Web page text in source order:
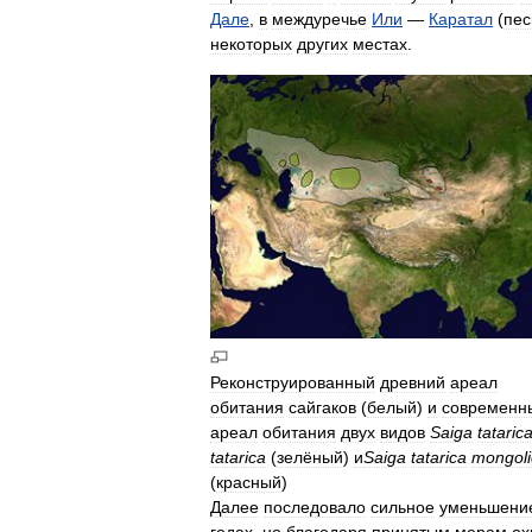
Дале в междуречье Или — Каратал (
некоторых других местах
Реконструированный древний ареал
обитания сайгаков (белый) и
ареал обитания двух видов Saiga tatarica
tatarica (зелёный) иSaiga tatarica
(красный)
Далее последовало сильное